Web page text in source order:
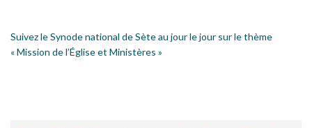
Suivez le Synode national de Sète au jour le jour sur le thème
« Mission de l’Église et Ministères »